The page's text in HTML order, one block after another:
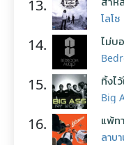
13.
โลโซ
14. ไม่บ
15. ทิ้งไ
Big
16. แพ้ท
ลาบ